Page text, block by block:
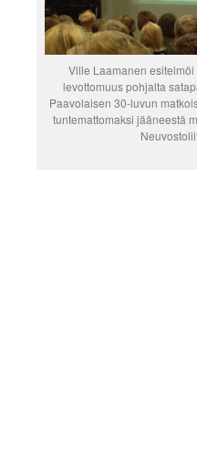
Ville Laamanen
levottomuus pohjalta
Paavolaisen 30-luvun
tuntemattomaksi jääneestä